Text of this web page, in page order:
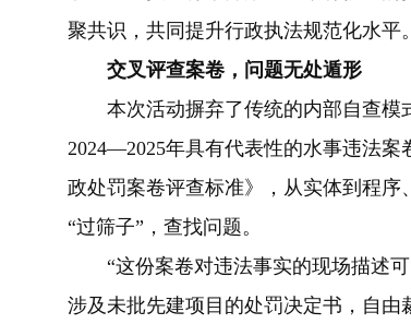
聚共识，共同提升行政执法规范化水平。
交叉评查案卷，问题无处遁形
本次活动摒弃了传统的内部自查模
2024—2025年具有代表性的水事违法案
政处罚案卷评查标准》，从实体到程
“过筛子”，查找问题。
“这份案卷对违法事实的现场描述可
涉及未批先建项目的处罚决定书，自